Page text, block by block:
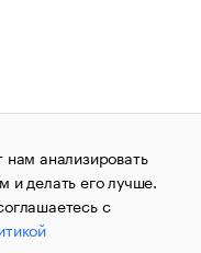
авторских прав
Сообщения
«РБК»
по надзору в сфере
массовых
за номером ИА
«РБК». Отдельные
анализировать
и делать его лучше.
с